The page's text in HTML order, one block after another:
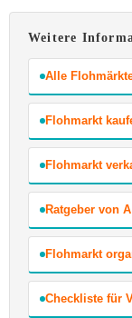
Weitere
Alle
Flohmarkt
Flohmarkt
Ratgeber von
Flohmarkt
Checkliste für